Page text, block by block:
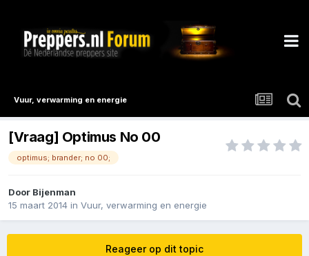
Vuur, verwarming en energie
[Vraag] Optimus No 00
optimus; brander; no 00;
Door Bijenman
15 maart 2014 in Vuur, verwarming en energie
Reageer op dit topic